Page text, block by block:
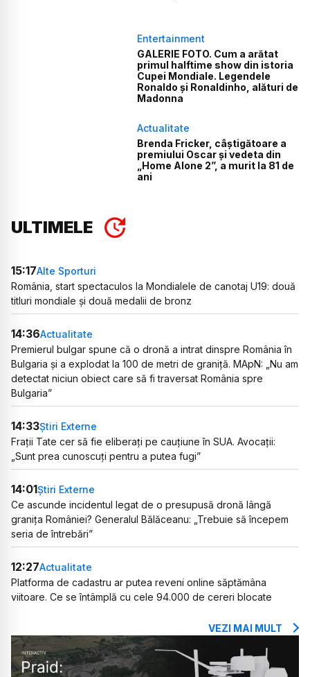
Entertainment
GALERIE FOTO. Cum a arătat
primul halftime show din istoria
Cupei Mondiale. Legendele
Ronaldo și Ronaldinho, alături de
Madonna
Actualitate
Brenda Fricker, câștigătoare a
premiului Oscar și vedeta din
„Home Alone 2”, a murit la 81 de
ani
ULTIMELE
15:17Alte Sporturi
România, start spectaculos la Mondialele de canotaj U19: două
titluri mondiale și două medalii de bronz
14:36Actualitate
Premierul bulgar spune că o dronă a intrat dinspre România în
Bulgaria și a explodat la 100 de metri de graniță. MApN: „Nu am
detectat niciun obiect care să fi traversat România spre
Bulgaria”
14:33Știri Externe
Frații Tate cer să fie eliberați pe cauțiune în SUA. Avocații:
„Sunt prea cunoscuți pentru a putea fugi”
14:01Știri Externe
Ce ascunde incidentul legat de o presupusă dronă lângă
granița României? Generalul Bălăceanu: „Trebuie să începem
seria de întrebări”
12:27Actualitate
Platforma de cadastru ar putea reveni online săptămâna
viitoare. Ce se întâmplă cu cele 94.000 de cereri blocate
VEZI MAI MULT